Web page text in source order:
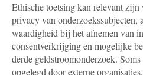
Ethische toetsing kan relevant zijn
privacy van onderzoekssubjecten,
waardigheid bij het afnemen van
consentverkrijging en mogelijke
derde geldstroomonderzoek.
opgelegd door externe